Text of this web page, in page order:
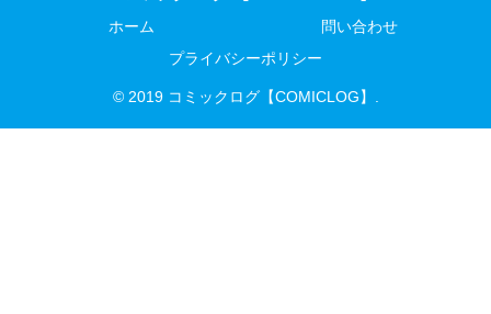
ホーム
問い合わせ
プライバシーポリシー
© 2019 コミックログ【COMICLOG】.